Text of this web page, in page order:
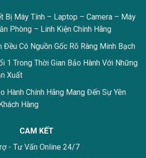
Bị Máy Tính – Laptop – Camera – Máy
Phòng – Linh Kiện Chính Hãng
Đều Có Nguồn Gốc Rõ Ràng Minh Bạch
1 Trong Thời Gian Bảo Hành Với Những
Xuất
Hành Chính Hãng Mang Đến Sự Yên
Hàng
CAM KẾT
- Tư Vấn Online 24/7